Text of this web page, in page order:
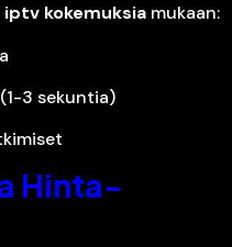
iptv kokemuksia mukaan:
3 sekuntia)
Hinta-